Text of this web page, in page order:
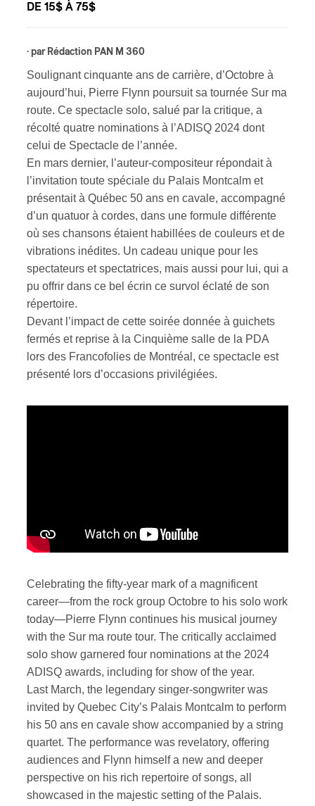
DE 15$ À 75$
· par Rédaction PAN M 360
Soulignant cinquante ans de carrière, d’Octobre à
aujourd’hui, Pierre Flynn poursuit sa tournée Sur ma
route. Ce spectacle solo, salué par la critique, a
récolté quatre nominations à l’ADISQ 2024 dont
celui de Spectacle de l’année.
En mars dernier, l’auteur-compositeur répondait à
l’invitation toute spéciale du Palais Montcalm et
présentait à Québec 50 ans en cavale, accompagné
d’un quatuor à cordes, dans une formule différente
où ses chansons étaient habillées de couleurs et de
vibrations inédites. Un cadeau unique pour les
spectateurs et spectatrices, mais aussi pour lui, qui a
pu offrir dans ce bel écrin ce survol éclaté de son
répertoire.
Devant l’impact de cette soirée donnée à guichets
fermés et reprise à la Cinquième salle de la PDA
lors des Francofolies de Montréal, ce spectacle est
présenté lors d’occasions privilégiées.
Celebrating the fifty-year mark of a magnificent
career—from the rock group Octobre to his solo work
today—Pierre Flynn continues his musical journey
with the Sur ma route tour. The critically acclaimed
solo show garnered four nominations at the 2024
ADISQ awards, including for show of the year.
Last March, the legendary singer-songwriter was
invited by Quebec City’s Palais Montcalm to perform
his 50 ans en cavale show accompanied by a string
quartet. The performance was revelatory, offering
audiences and Flynn himself a new and deeper
perspective on his rich repertoire of songs, all
showcased in the majestic setting of the Palais.